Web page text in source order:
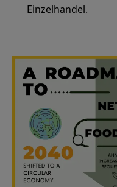
Einzelhandel.